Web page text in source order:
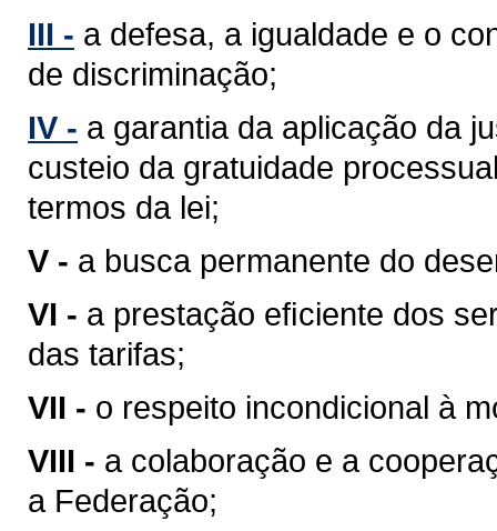
III - a defesa, a igualdade e o
de discriminação;
IV - a garantia da aplicação da
custeio da gratuidade
termos da lei;
V - a busca permanente do
VI - a prestação eﬁciente dos
das tarifas;
VII - o respeito incondicional à
VIII - a colaboração e a
a Federação;